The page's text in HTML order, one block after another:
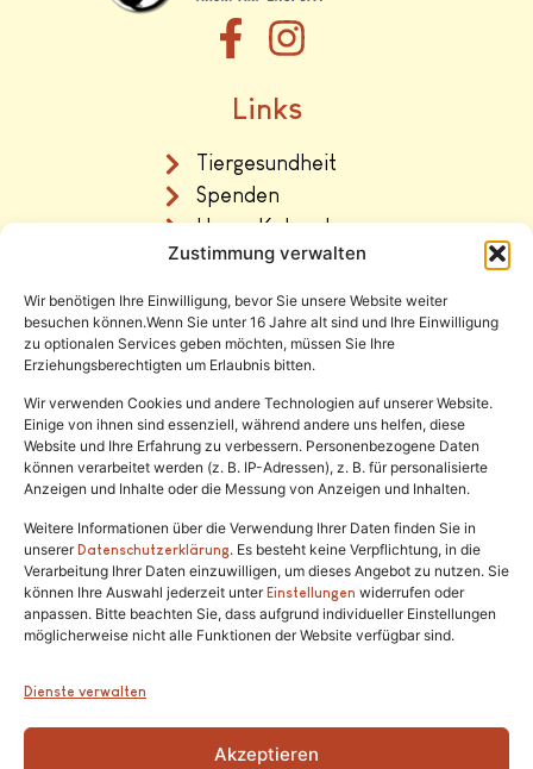
Zustimmung verwalten
Wir benötigen Ihre Einwilligung, bevor Sie unsere Website weiter
besuchen können.Wenn Sie unter 16 Jahre alt sind und Ihre Einwilligung
zu optionalen Services geben möchten, müssen Sie Ihre
Erziehungsberechtigten um Erlaubnis bitten.
Wir verwenden Cookies und andere Technologien auf unserer Website.
Einige von ihnen sind essenziell, während andere uns helfen, diese
Website und Ihre Erfahrung zu verbessern. Personenbezogene Daten
können verarbeitet werden (z. B. IP-Adressen), z. B. für personalisierte
Anzeigen und Inhalte oder die Messung von Anzeigen und Inhalten.
Weitere Informationen über die Verwendung Ihrer Daten finden Sie in
unsererDatenschutzerklärung. Es besteht keine Verpflichtung, in die
Verarbeitung Ihrer Daten einzuwilligen, um dieses Angebot zu nutzen. Sie
können Ihre Auswahl jederzeit unterEinstellungen widerrufen oder
anpassen. Bitte beachten Sie, dass aufgrund individueller Einstellungen
möglicherweise nicht alle Funktionen der Website verfügbar sind.
Dienste verwalten
Akzeptieren
Links
Tiergesundheit
Spenden
Unser Katzenhaus
Vermittlung
Rechtliches
Impressum
Datenschutz
Satzung
Tel.:(02646) 915928
info@katzenschutzfreunde.de
Im Brandenfeld 22